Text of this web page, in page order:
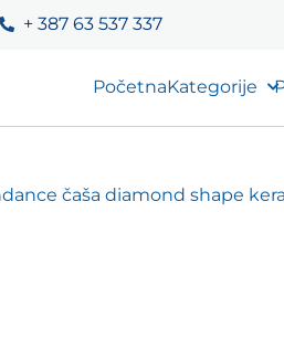
+ 387 63 537 337
PočetnaKategorije